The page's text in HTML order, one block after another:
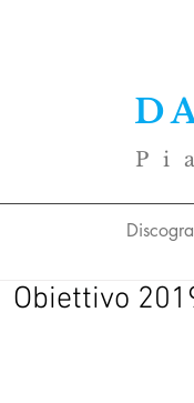
Obiettivo